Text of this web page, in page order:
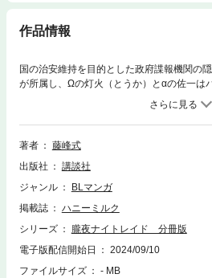
作品情報
国の治安維持を目的とした政府諜報機関の
が所属し、Ωの灯火（とうか）とαの佐一は
が、正反対の2人は犬猿の仲。「αは指示役
視で体当たりで突入する佐一に、灯火はイ
バディは結束を強めるために同居しなけれ
誘発剤を使用した作戦に任命された灯火。
著者
藤峰式
出版社
講談社
ジャンル
BLマンガ
掲載誌
ハニーミルク
シリーズ
朧夜ナイトレイド 分冊版
電子版配信開始日
2024/09/10
ファイルサイズ
- MB